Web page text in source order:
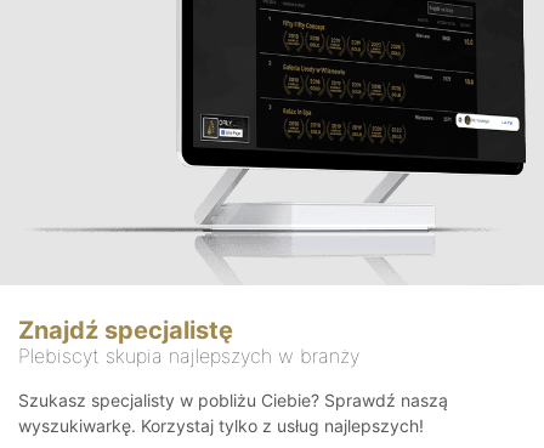
Znajdź specjalistę
Plebiscyt skupia najlepszych w branży
Szukasz specjalisty w pobliżu Ciebie? Sprawdź naszą
wyszukiwarkę. Korzystaj tylko z usług najlepszych!